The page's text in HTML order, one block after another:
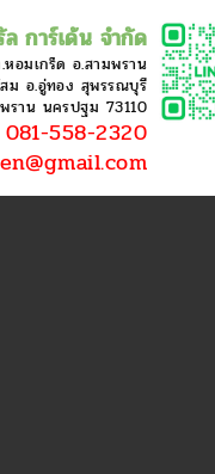
การ์เด้น จำกัด
อมเกร็ด อ.สามพราน
ม อ.อู่ทอง สุพรรณบุรี
ราน นครปฐม 73110
081-558-2320